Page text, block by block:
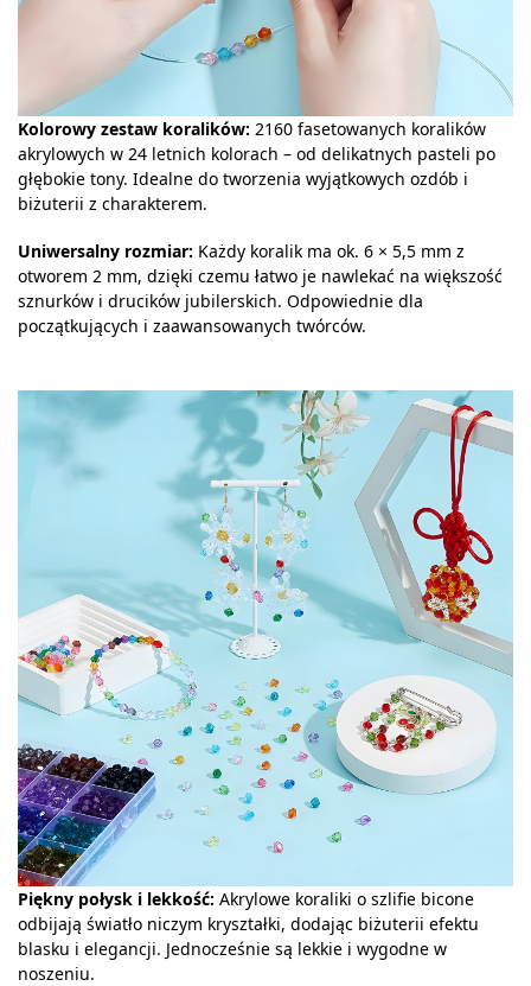
Kolorowy zestaw koralików: 2160 fasetowanych koralików
akrylowych w 24 letnich kolorach – od delikatnych pasteli po
głębokie tony. Idealne do tworzenia wyjątkowych ozdób i
biżuterii z charakterem.
Uniwersalny rozmiar: Każdy koralik ma ok. 6 × 5,5 mm z
otworem 2 mm, dzięki czemu łatwo je nawlekać na większość
sznurków i drucików jubilerskich. Odpowiednie dla
początkujących i zaawansowanych twórców.
Piękny połysk i lekkość: Akrylowe koraliki o szlifie bicone
odbijają światło niczym kryształki, dodając biżuterii efektu
blasku i elegancji. Jednocześnie są lekkie i wygodne w
noszeniu.